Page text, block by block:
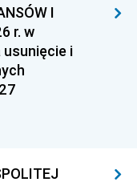
I
r. w
i